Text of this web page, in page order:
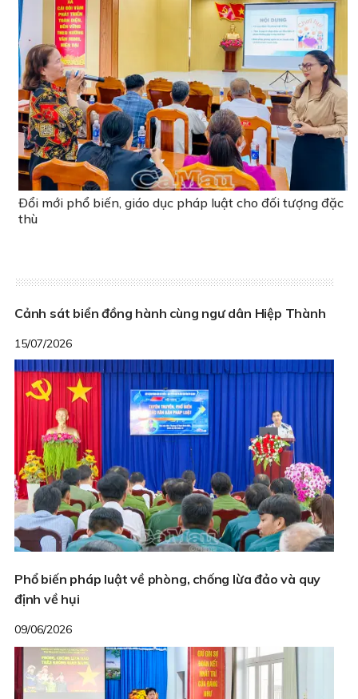
Ðổi mới phổ biến, giáo dục pháp luật cho đối tượng đặc
thù
Cảnh sát biển đồng hành cùng ngư dân Hiệp Thành
15/07/2026
Phổ biến pháp luật về phòng, chống lừa đảo và quy
định về hụi
09/06/2026